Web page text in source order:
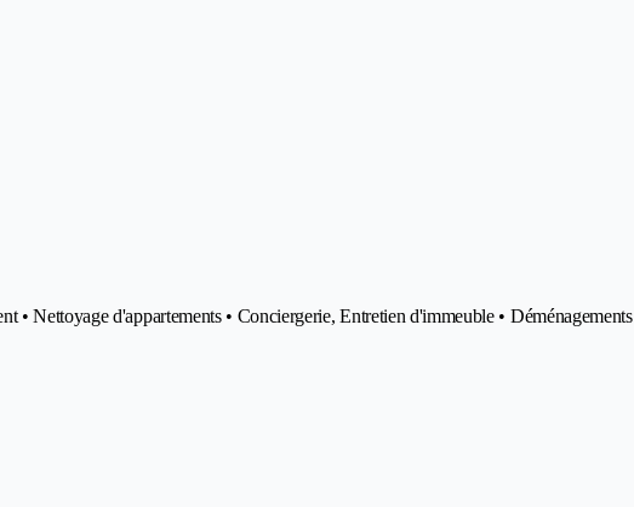
• Nettoyage d'appartements • Conciergerie, Entretien d'immeuble • Déménagements